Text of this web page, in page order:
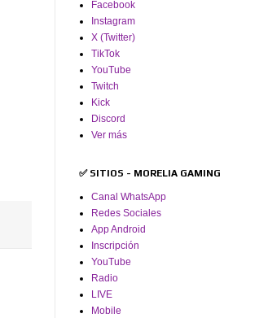
Facebook
Instagram
X (Twitter)
TikTok
YouTube
Twitch
Kick
Discord
Ver más
✅ SITIOS - MORELIA GAMING
Canal WhatsApp
Redes Sociales
App Android
Inscripción
YouTube
Radio
LIVE
Mobile